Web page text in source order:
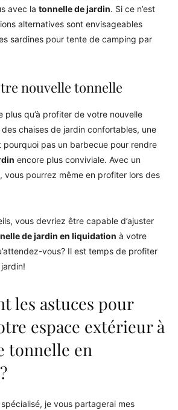
avec la tonnelle de jardin. Si ce n’est
alternatives sont envisageables
sardines pour tente de camping par
nouvelle tonnelle
plus qu’à profiter de votre nouvelle
chaises de jardin confortables, une
pas un barbecue pour rendre
encore plus conviviale. Avec un
vous pourrez même en profiter lors des
vous devriez être capable d’ajuster
de jardin en liquidation à votre
vous? Il est temps de profiter
les astuces pour
espace extérieur à
tonnelle en
je vous partagerai mes